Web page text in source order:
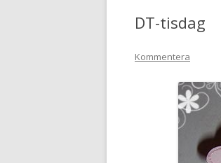
DT-tisdag
Kommentera